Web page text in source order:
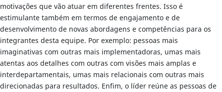
motivações que vão atuar em diferentes frentes. Isso é
estimulante também em termos de engajamento e de
desenvolvimento de novas abordagens e competências para os
integrantes desta equipe. Por exemplo: pessoas mais
imaginativas com outras mais implementadoras, umas mais
atentas aos detalhes com outras com visões mais amplas e
interdepartamentais, umas mais relacionais com outras mais
direcionadas para resultados. Enfim, o líder reúne as pessoas de